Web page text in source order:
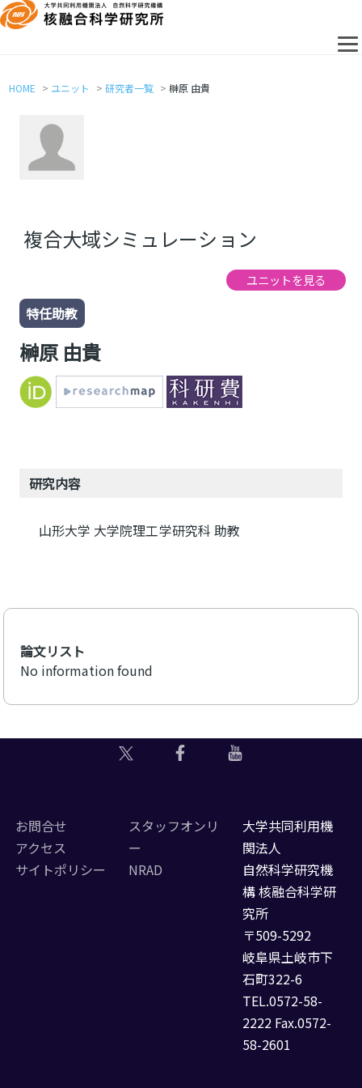
HOME ユニット 研究者一覧 榊原 由貴
複合大域シミュレーション
ユニットを見る
特任助教
榊原 由貴
研究内容
山形大学 大学院理工学研究科 助教
論文リスト
No information found
お問合せ
アクセス
サイトポリシー
スタッフオンリ
ー
NRAD
大学共同利用機
関法人
自然科学研究機
構 核融合科学研
究所
〒509-5292
岐阜県土岐市下
石町322-6
TEL.0572-58-
2222 Fax.0572-
58-2601